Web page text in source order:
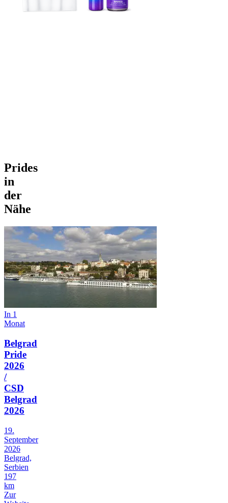
Prides
in
der
Nähe
In 1
Monat
Belgrad
Pride
2026
/
CSD
Belgrad
2026
19.
September
2026
Belgrad,
Serbien
197
km
Zur